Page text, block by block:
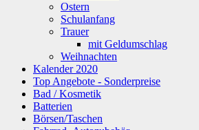
Ostern
Schulanfang
Trauer
mit Geldumschlag
Weihnachten
Kalender 2020
Top Angebote - Sonderpreise
Bad / Kosmetik
Batterien
Börsen/Taschen